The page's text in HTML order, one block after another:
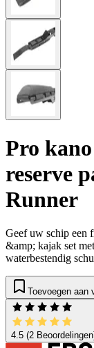
Pro
reserve
Runner
Geef uw schip een
&amp; kajak set
waterbestendig
Toevoegen aan
4.5 (2